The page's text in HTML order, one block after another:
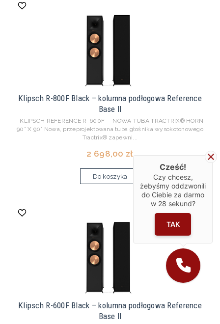
Klipsch R-800F Black – kolumna podłogowa Reference
Base II
KLIPSCH REFERENCE R-600F NOWA TUBA TRACTRIX® HORN
90° X 90° Nowa, przeprojektowana tuba głośnika wysokotonowego
Tractrix® zapewni...
2 698,00 zł
Do koszyka
Klipsch R-600F Black – kolumna podłogowa Reference
Base II
Cześć!
Czy chcesz,
żebyśmy oddzwonili
do Ciebie za darmo
w 28 sekund?
TAK